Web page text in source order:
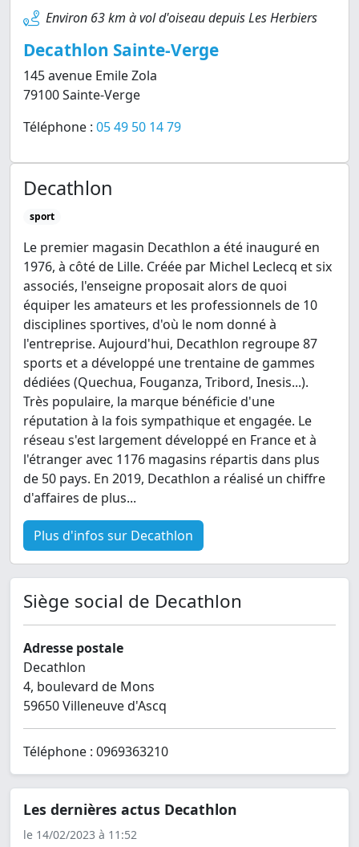
Environ 63 km à vol d'oiseau depuis Les Herbiers
Decathlon Sainte-Verge
145 avenue Emile Zola
79100 Sainte-Verge
Téléphone : 05 49 50 14 79
Decathlon
sport
Le premier magasin Decathlon a été inauguré en
1976, à côté de Lille. Créée par Michel Leclecq et six
associés, l'enseigne proposait alors de quoi
équiper les amateurs et les professionnels de 10
disciplines sportives, d'où le nom donné à
l'entreprise. Aujourd'hui, Decathlon regroupe 87
sports et a développé une trentaine de gammes
dédiées (Quechua, Fouganza, Tribord, Inesis...).
Très populaire, la marque bénéficie d'une
réputation à la fois sympathique et engagée. Le
réseau s'est largement développé en France et à
l'étranger avec 1176 magasins répartis dans plus
de 50 pays. En 2019, Decathlon a réalisé un chiffre
d'affaires de plus...
Plus d'infos sur Decathlon
Siège social de Decathlon
Adresse postale
Decathlon
4, boulevard de Mons
59650 Villeneuve d'Ascq
Téléphone : 0969363210
Les dernières actus Decathlon
le 14/02/2023 à 11:52